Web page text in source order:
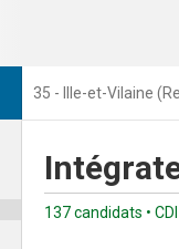
35 - Ille-et-Vilaine
137 candidats • CDI